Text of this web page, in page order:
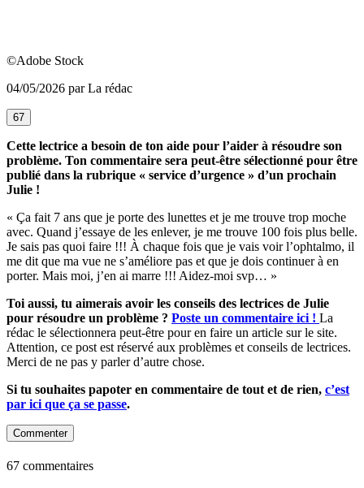
©Adobe Stock
04/05/2026 par La rédac
67
Cette lectrice a besoin de ton aide pour l’aider à résoudre son
problème. Ton commentaire sera peut-être sélectionné pour être
publié dans la rubrique « service d’urgence » d’un prochain
Julie !
« Ça fait 7 ans que je porte des lunettes et je me trouve trop moche
avec. Quand j’essaye de les enlever, je me trouve 100 fois plus belle.
Je sais pas quoi faire !!! À chaque fois que je vais voir l’ophtalmo, il
me dit que ma vue ne s’améliore pas et que je dois continuer à en
porter. Mais moi, j’en ai marre !!! Aidez-moi svp… »
Toi aussi, tu aimerais avoir les conseils des lectrices de Julie
pour résoudre un problème ? Poste un commentaire ici ! La
rédac le sélectionnera peut-être pour en faire un article sur le site.
Attention, ce post est réservé aux problèmes et conseils de lectrices.
Merci de ne pas y parler d’autre chose.
Si tu souhaites papoter en commentaire de tout et de rien, c’est
par ici que ça se passe.
Commenter
67 commentaires